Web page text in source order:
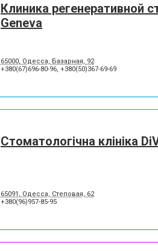
Клиника регенеративной
Geneva
65000, Одесса, Базарная, 92
+380(67)696-80-96, +380(50)367-69-69
Стоматологічна клініка
65091, Одесса, Степовая, 62
+380(96)957-85-95